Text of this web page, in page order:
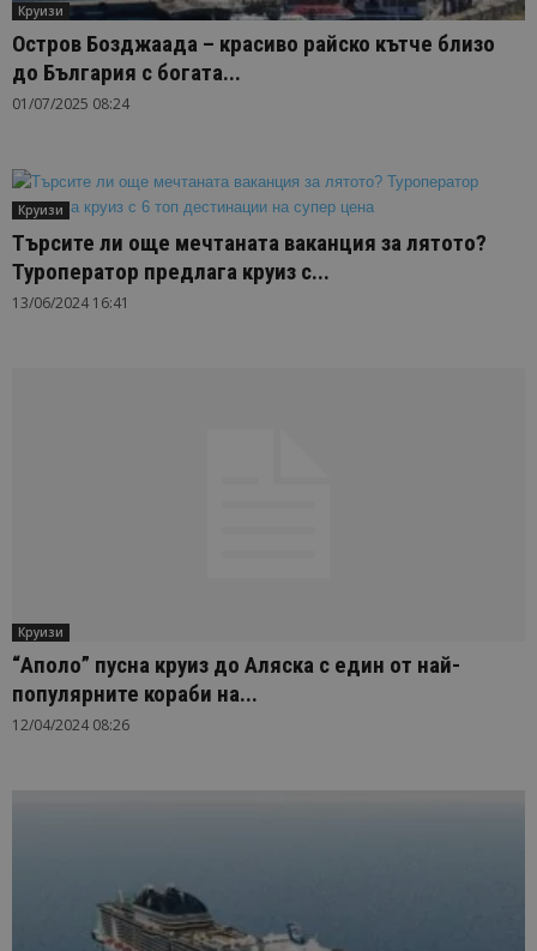
Круизи
Остров Бозджаада – красиво райско кътче близо
до България с богата...
01/07/2025 08:24
Круизи
Търсите ли още мечтаната ваканция за лятото?
Туроператор предлага круиз с...
13/06/2024 16:41
Круизи
“Аполо” пусна круиз до Аляска с един от най-
популярните кораби на...
12/04/2024 08:26